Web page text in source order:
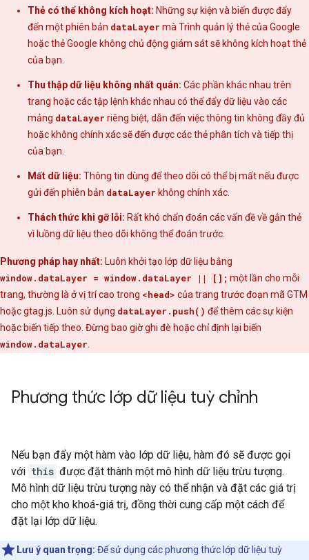
Thẻ có thể không kích hoạt: Những sự kiện và biến được đẩy
đến một phiên bản dataLayer mà Trình quản lý thẻ của Google
hoặc thẻ Google không chủ động giám sát sẽ không kích hoạt thẻ
của bạn.
Thu thập dữ liệu không nhất quán: Các phần khác nhau trên
trang hoặc các tập lệnh khác nhau có thể đẩy dữ liệu vào các
mảng dataLayer riêng biệt, dẫn đến việc thông tin không đầy đủ
hoặc không chính xác sẽ đến được các thẻ phân tích và tiếp thị
của bạn.
Mất dữ liệu: Thông tin dùng để theo dõi có thể bị mất nếu được
gửi đến phiên bản dataLayer không chính xác.
Thách thức khi gỡ lỗi: Rất khó chẩn đoán các vấn đề về gắn thẻ
vì luồng dữ liệu theo dõi không thể đoán trước.
Phương pháp hay nhất: Luôn khởi tạo lớp dữ liệu bằng
window.dataLayer = window.dataLayer || []; một lần cho mỗi
trang, thường là ở vị trí cao trong <head> của trang trước đoạn mã GTM
hoặc gtag.js. Luôn sử dụng dataLayer.push() để thêm các sự kiện
hoặc biến tiếp theo. Đừng bao giờ ghi đè hoặc chỉ định lại biến
window.dataLayer
Phương thức lớp dữ liệu tuỳ chỉnh
Nếu bạn đẩy một hàm vào lớp dữ liệu, hàm đó sẽ được gọi
với this được đặt thành một mô hình dữ liệu trừu tượng.
Mô hình dữ liệu trừu tượng này có thể nhận và đặt các giá trị
cho một kho khoá-giá trị, đồng thời cung cấp một cách để
đặt lại lớp dữ liệu.
Lưu ý quan trọng: Để sử dụng các phương thức lớp dữ liệu tuỳ